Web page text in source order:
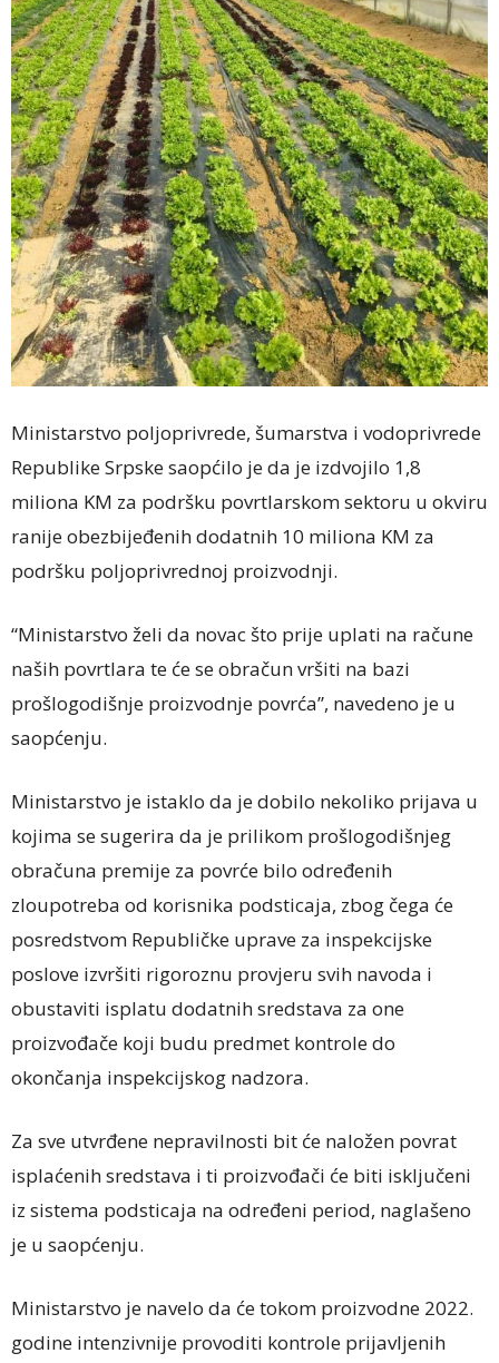
Ministarstvo poljoprivrede, šumarstva i vodoprivrede
Republike Srpske saopćilo je da je izdvojilo 1,8
miliona KM za podršku povrtlarskom sektoru u okviru
ranije obezbijeđenih dodatnih 10 miliona KM za
podršku poljoprivrednoj proizvodnji.
“Ministarstvo želi da novac što prije uplati na račune
naših povrtlara te će se obračun vršiti na bazi
prošlogodišnje proizvodnje povrća”, navedeno je u
saopćenju.
Ministarstvo je istaklo da je dobilo nekoliko prijava u
kojima se sugerira da je prilikom prošlogodišnjeg
obračuna premije za povrće bilo određenih
zloupotreba od korisnika podsticaja, zbog čega će
posredstvom Republičke uprave za inspekcijske
poslove izvršiti rigoroznu provjeru svih navoda i
obustaviti isplatu dodatnih sredstava za one
proizvođače koji budu predmet kontrole do
okončanja inspekcijskog nadzora.
Za sve utvrđene nepravilnosti bit će naložen povrat
isplaćenih sredstava i ti proizvođači će biti isključeni
iz sistema podsticaja na određeni period, naglašeno
je u saopćenju.
Ministarstvo je navelo da će tokom proizvodne 2022.
godine intenzivnije provoditi kontrole prijavljenih